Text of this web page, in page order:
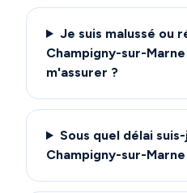
Je suis malussé ou
Champigny-sur-
m'assurer ?
Sous quel délai
Champigny-sur-Marne